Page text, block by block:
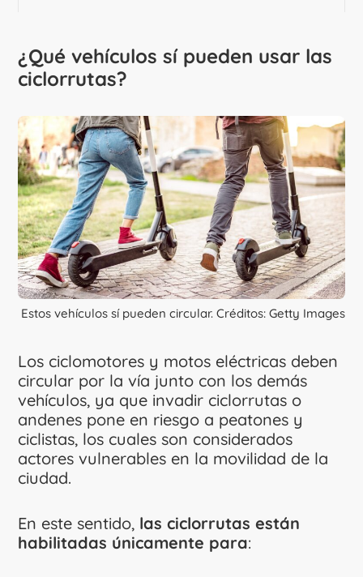
¿Qué vehículos sí pueden usar las
ciclorrutas?
Estos vehículos sí pueden circular. Créditos: Getty Images
Los ciclomotores y motos eléctricas deben
circular por la vía junto con los demás
vehículos, ya que invadir ciclorrutas o
andenes pone en riesgo a peatones y
ciclistas, los cuales son considerados
actores vulnerables en la movilidad de la
ciudad.
En este sentido, las ciclorrutas están
habilitadas únicamente para: